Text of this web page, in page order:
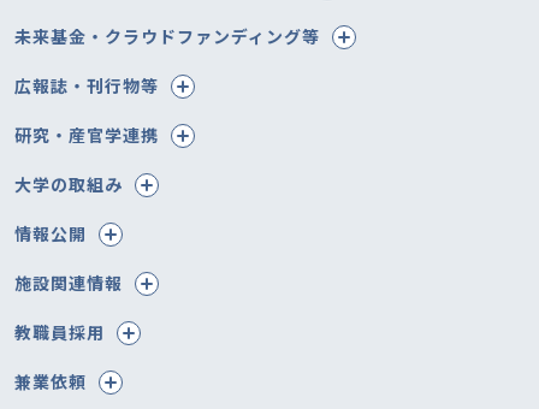
未来基金・クラウドファンディング等
広報誌・刊行物等
研究・産官学連携
大学の取組み
情報公開
施設関連情報
教職員採用
兼業依頼